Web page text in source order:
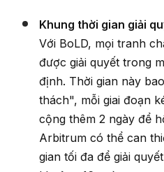
Khung thời gian giải
Với BoLD, mọi tranh
được giải quyết trong
định. Thời gian này
thách", mỗi giai đoạn
cộng thêm 2 ngày để
Arbitrum có thể can
gian tối đa để giải